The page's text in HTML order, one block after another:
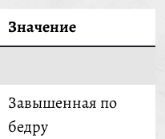
Значение
Завышенная по
бедру